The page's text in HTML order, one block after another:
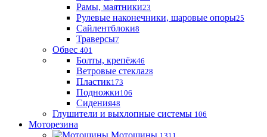
Рамы, маятники23
Рулевые наконечники, шаровые опоры25
Сайлентблоки8
Траверсы7
Обвес 401
Болты, крепёж46
Ветровые стекла28
Пластик173
Подножки106
Сидения48
Глушители и выхлопные системы 106
Моторезина
Мотошины